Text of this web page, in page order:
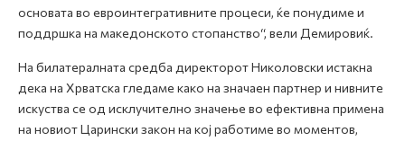
основата во евроинтегративните процеси, ќе понудиме и
поддршка на македонското стопанство“, вели Демировиќ.
На билатералната средба директорот Николовски истакна
дека на Хрватска гледаме како на значаен партнер и нивните
искуства сe од исклучително значење во ефективна примена
на новиот Царински закон на кој работиме во моментов,